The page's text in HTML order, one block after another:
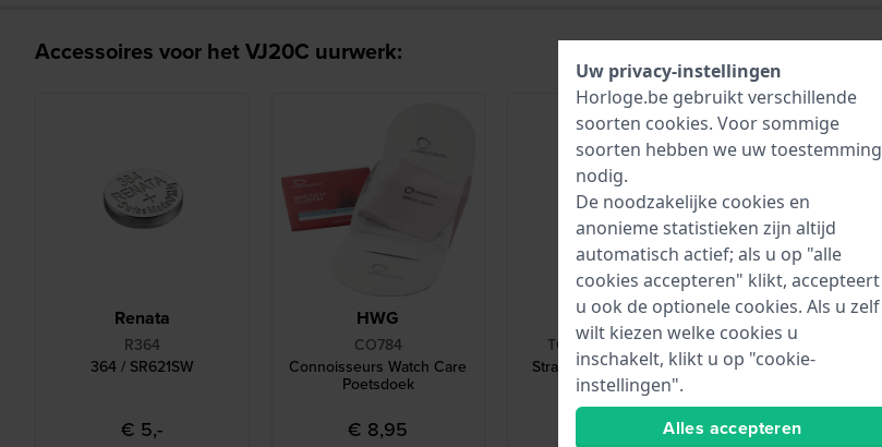
Accessoires voor het VJ20C uurwerk:
Renata
R364
364 / SR621SW
€ 5,-
HWG
CO784
Connoisseurs Watch Care
Poetsdoek
€ 8,95
HWG
TOOL-STRCHG-001
Strap Changing Tool 001
Bandwisseltool
Uw privacy-instellingen
Horloge.be gebruikt verschillende
soorten cookies. Voor sommige
soorten hebben we uw toestemming
nodig.
De noodzakelijke cookies en
anonieme statistieken zijn altijd
automatisch actief; als u op "alle
cookies accepteren" klikt, accepteert
u ook de optionele cookies. Als u zelf
wilt kiezen welke cookies u
inschakelt, klikt u op "cookie-
instellingen".
Alles accepteren